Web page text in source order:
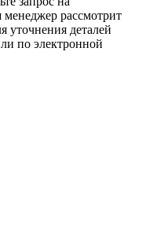
менеджер рассмотрит
уточнения деталей
по электронной